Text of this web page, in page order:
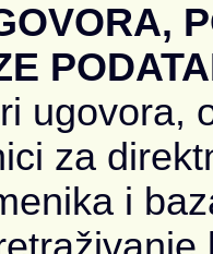
ugovora,
za
i